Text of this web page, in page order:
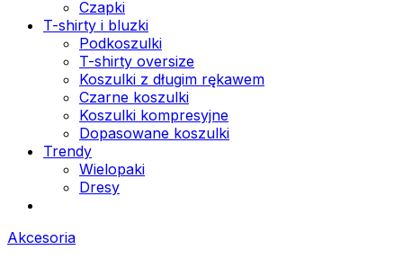
Czapki
T-shirty i bluzki
Podkoszulki
T-shirty oversize
Koszulki z długim rękawem
Czarne koszulki
Koszulki kompresyjne
Dopasowane koszulki
Trendy
Wielopaki
Dresy
Akcesoria